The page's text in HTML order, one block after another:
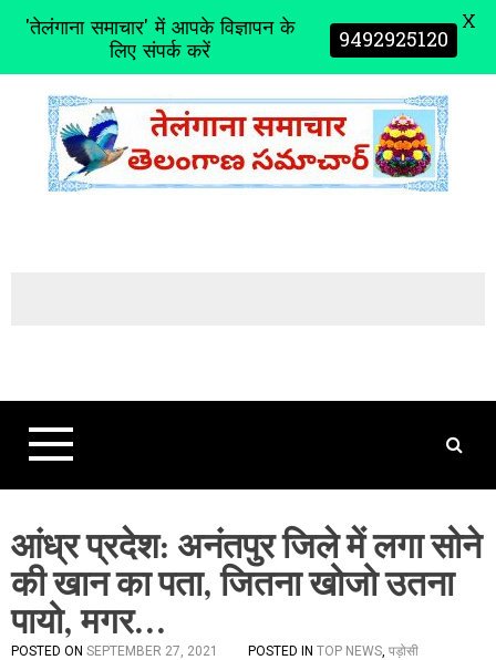
t
आंध्र प्रदेश: अनंतपुर जिले में लगा सोने
की खान का पता, जितना खोजो उतना
पायो, मगर…
POSTED ON SEPTEMBER 27, 2021
POSTED IN TOP NEWS, पड़ोसी
'तेलंगाना समाचार' में आपके विज्ञापन के
लिए संपर्क करें 9492925120 X